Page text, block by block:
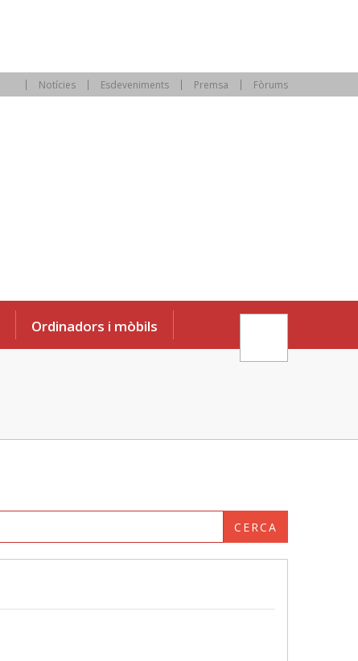
Notícies Esdeveniments Premsa Fòrums
Ordinadors i mòbils
CERCA